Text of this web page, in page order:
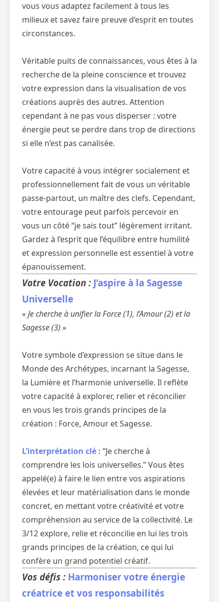
vous vous adaptez facilement à tous les
milieux et savez faire preuve d’esprit en toutes
circonstances.
Véritable puits de connaissances, vous êtes à la
recherche de la pleine conscience et trouvez
votre expression dans la visualisation de vos
créations auprès des autres. Attention
cependant à ne pas vous disperser : votre
énergie peut se perdre dans trop de directions
si elle n’est pas canalisée.
Votre capacité à vous intégrer socialement et
professionnellement fait de vous un véritable
passe-partout, un maître des clefs. Cependant,
votre entourage peut parfois percevoir en
vous un côté “je sais tout” légèrement irritant.
Gardez à l’esprit que l’équilibre entre humilité
et expression personnelle est essentiel à votre
épanouissement.
Votre Vocation : J’aspire à la Sagesse
Universelle
« Je cherche à unifier la Force (1), l’Amour (2) et la
Sagesse (3) »
Votre symbole d’expression se situe dans le
Monde des Archétypes, incarnant la Sagesse,
la Lumière et l’harmonie universelle. Il reflète
votre capacité à explorer, relier et réconcilier
en vous les trois grands principes de la
création : Force, Amour et Sagesse.
L’interprétation clé : “Je cherche à
comprendre les lois universelles.” Vous êtes
appelé(e) à faire le lien entre vos aspirations
élevées et leur matérialisation dans le monde
concret, en mettant votre créativité et votre
compréhension au service de la collectivité. Le
3/12 explore, relie et réconcilie en lui les trois
grands principes de la création, ce qui lui
confère un grand potentiel créatif.
Vos défis : Harmoniser votre énergie
créatrice et vos responsabilités